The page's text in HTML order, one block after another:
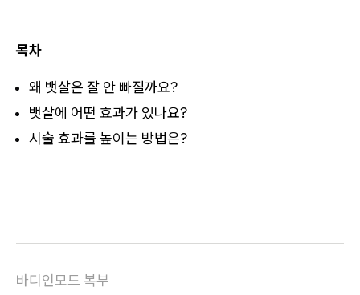
목차
​왜 뱃살은 잘 안 빠질까요?
뱃살에 어떤 효과가 있나요?
시술 효과를 높이는 방법은?
바디인모드 복부